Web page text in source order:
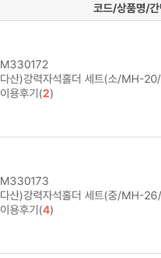
코드/상품명/간
M330172
다산)강력자석홀더 세트(소/MH-
이용후기(2)
M330173
다산)강력자석홀더 세트(중/MH-
이용후기(4)